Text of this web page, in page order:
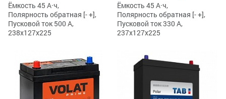
Ёмкость 45 А·ч,
Полярность обратная [- +],
Пусковой ток 500 А,
238x127x225
Ёмкость 45 А·ч,
Полярность обратная [- +],
Пусковой ток 330 А,
237x127x225